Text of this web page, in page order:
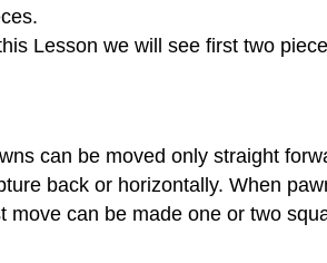
Lesson we will see first two
can be moved only straight
back or horizontally. When
move can be made one or two